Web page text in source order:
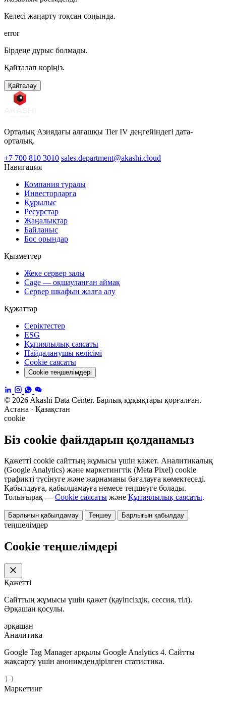
Келесі жаңарту тоқсан соңында.
error
Бірдеңе дұрыс болмады.
Қайталап көріңіз.
Қайталау
Орталық Азиядағы алғашқы Tier IV деңгейіндегі дата-
орталық.
+7 700 810 3010 sales.department@akashi.cloud
Навигация
Компания туралы
Инвесторларға
Құрылыс
Ресурстар
Жаңалықтар
Байланыс
Бос орындар
Қызметтер
Жеке сервер залы
Cage — оқшауланған аймақ
Сервер шкафын жалға алу
Құжаттар
Серіктестер
ESG
Құпиялылық саясаты
Пайдаланушы келісімі
Cookie саясаты
Cookie теңшелімдері
© 2026 Akashi Data Center. Барлық құқықтары қорғалған.
Астана · Қазақстан
cookie
Біз cookie файлдарын қолданамыз
Қажетті cookie сайттың жұмысы үшін қажет. Аналитикалық
(Google Analytics) және маркетингтік (Meta Pixel) cookie
трафикті түсінуге және жарнаманы бағалауға көмектеседі.
Қабылдауға, қабылдамауға немесе теңшеуге болады.
Толығырақ — Cookie саясаты және Құпиялылық саясаты.
Барлығын қабылдамау Теңшеу Барлығын қабылдау
теңшелімдер
Cookie теңшелімдері
Қажетті
Сайттың жұмысы үшін қажет (қауіпсіздік, сессия, тіл).
Әрқашан қосулы.
әрқашан
Аналитика
Google Tag Manager арқылы Google Analytics 4. Сайтты
жақсарту үшін анонимдендірілген статистика.
Маркетинг